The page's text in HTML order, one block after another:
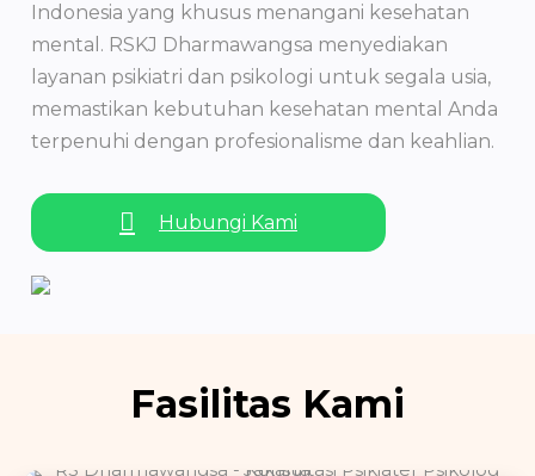
Indonesia yang khusus menangani kesehatan
mental. RSKJ Dharmawangsa menyediakan
layanan psikiatri dan psikologi untuk segala usia,
memastikan kebutuhan kesehatan mental Anda
terpenuhi dengan profesionalisme dan keahlian.
Hubungi Kami
Fasilitas Kami